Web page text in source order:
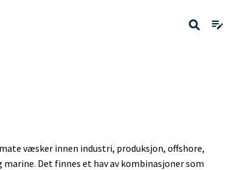
væsker innen industri, produksjon, offshore,
Det finnes et hav av kombinasjoner som